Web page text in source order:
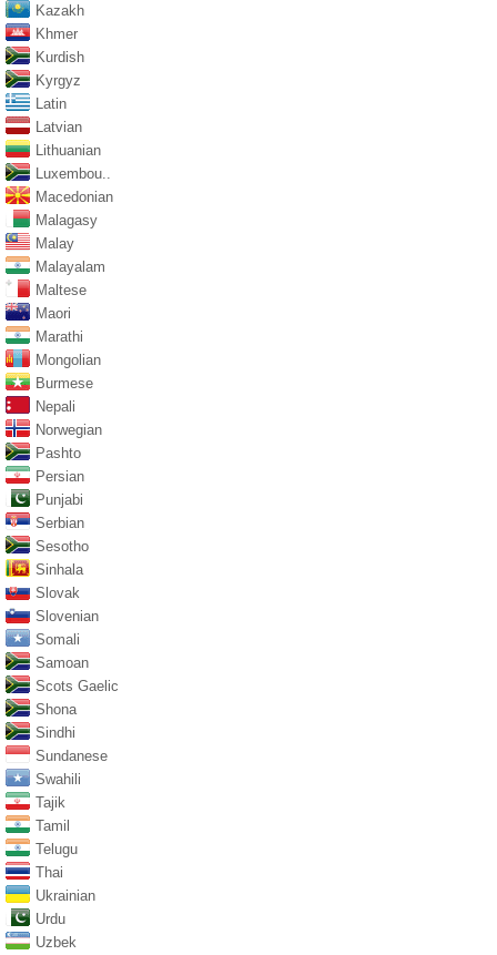
Kazakh
Khmer
Kurdish
Kyrgyz
Latin
Latvian
Lithuanian
Luxembou..
Macedonian
Malagasy
Malay
Malayalam
Maltese
Maori
Marathi
Mongolian
Burmese
Nepali
Norwegian
Pashto
Persian
Punjabi
Serbian
Sesotho
Sinhala
Slovak
Slovenian
Somali
Samoan
Scots Gaelic
Shona
Sindhi
Sundanese
Swahili
Tajik
Tamil
Telugu
Thai
Ukrainian
Urdu
Uzbek